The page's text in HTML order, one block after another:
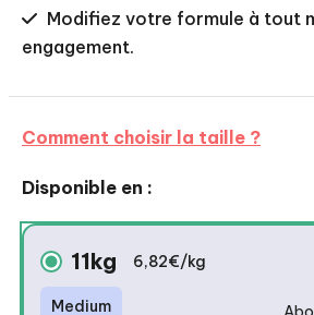
Modifiez votre formule à tout
engagement.
Comment choisir la taille ?
Disponible en :
11kg 6,82€/kg
Medium